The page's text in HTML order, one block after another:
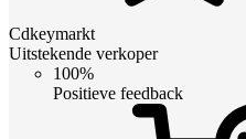
Cdkeymarkt
Uitstekende verkoper
100%
Positieve feedback